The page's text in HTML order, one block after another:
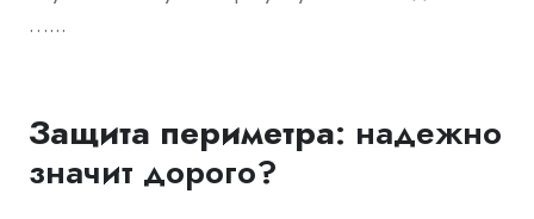
…...
Защита периметра: надежно
значит дорого?